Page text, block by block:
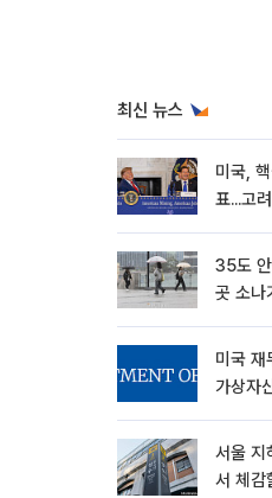
최신 뉴스
미국,
표...고
35도
곳 소나
미국 재
가상자
서울 지
서 체감